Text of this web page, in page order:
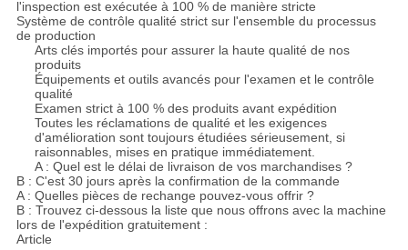
l'inspection est exécutée à 100 % de manière stricte
Système de contrôle qualité strict sur l'ensemble du processus
de production
Arts clés importés pour assurer la haute qualité de nos
produits
Équipements et outils avancés pour l'examen et le contrôle
qualité
Examen strict à 100 % des produits avant expédition
Toutes les réclamations de qualité et les exigences
d'amélioration sont toujours étudiées sérieusement, si
raisonnables, mises en pratique immédiatement.
A : Quel est le délai de livraison de vos marchandises ?
B : C'est 30 jours après la confirmation de la commande
A : Quelles pièces de rechange pouvez-vous offrir ?
B : Trouvez ci-dessous la liste que nous offrons avec la machine
lors de l'expédition gratuitement :
Article